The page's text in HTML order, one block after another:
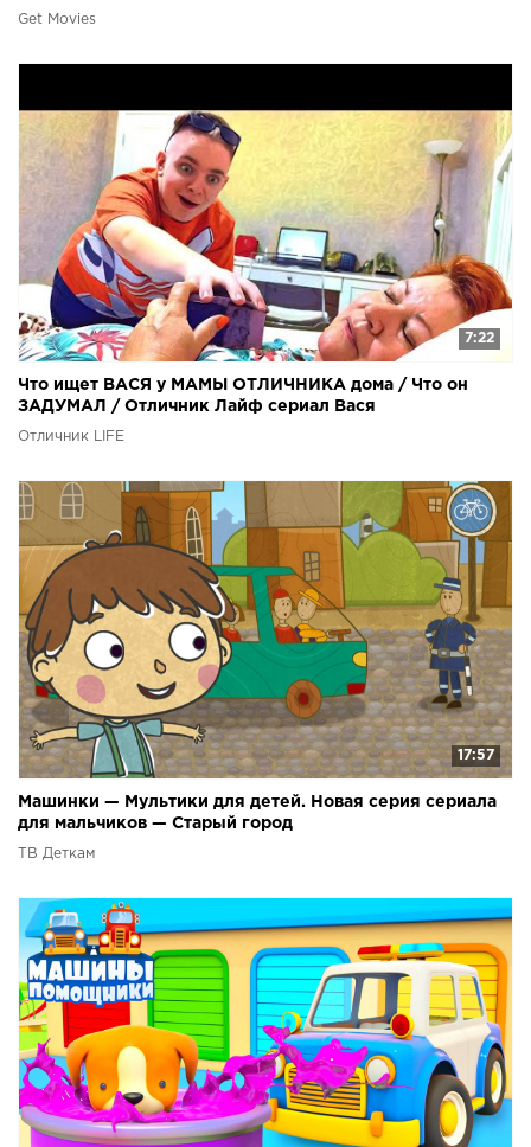
Get Movies
7:22
Что ищет ВАСЯ у МАМЫ ОТЛИЧНИКА дома / Что он
ЗАДУМАЛ / Отличник Лайф сериал Вася
Отличник LIFE
17:57
Машинки — Мультики для детей. Новая серия сериала
для мальчиков — Старый город
ТВ Деткам